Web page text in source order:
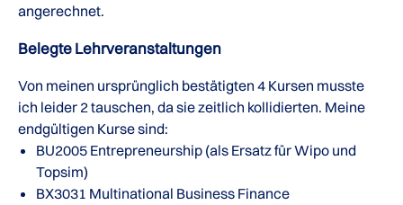
angerechnet.
Belegte Lehrveranstaltungen
Von meinen ursprünglich bestätigten 4 Kursen musste
ich leider 2 tauschen, da sie zeitlich kollidierten. Meine
endgültigen Kurse sind:
BU2005 Entrepreneurship (als Ersatz für Wipo und
Topsim)
BX3031 Multinational Business Finance